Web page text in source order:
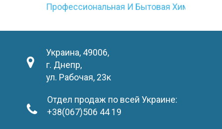
Профессиональная И Бытовая Химия
Украина, 49006,
г. Днепр,
ул. Рабочая, 23к
Отдел продаж по всей Украине:
+38(067)506 44 19